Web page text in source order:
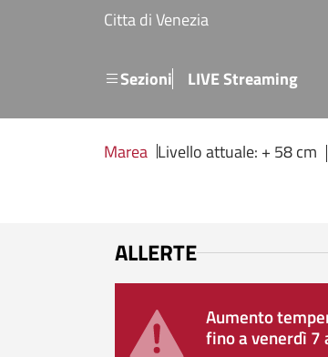
Salta al contenuto principale
Citta di Venezia
SezioniMenu secondario
LIVE Streaming
Marea Livello attuale: + 58 cm
ALLERTE
Aumento
fino a venerdì 7